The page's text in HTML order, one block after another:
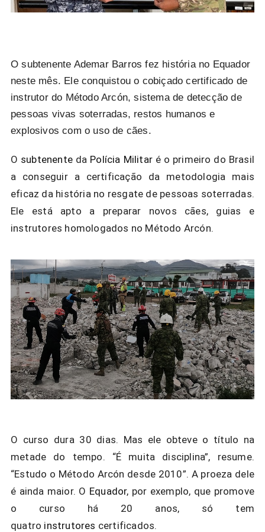
O subtenente Ademar Barros fez história no Equador
neste mês. Ele conquistou o cobiçado certificado de
instrutor do Método Arcón, sistema de detecção de
pessoas vivas soterradas, restos humanos e
explosivos com o uso de cães.
O subtenente da Polícia Militaré o primeiro do Brasil
a conseguir a certificação da metodologia mais
eficaz da história no resgate de pessoas soterradas.
Ele está apto a preparar novos cães, guias e
instrutores homologados no Método Arcón.
O curso dura 30 dias. Mas ele obteve o título na
metade do tempo. “É muita disciplina”, resume.
“Estudo o Método Arcón desde 2010”. A proeza dele
é ainda maior. O Equador, por exemplo, que promove
o curso há 20 anos, só tem
quatro instrutores certificados.